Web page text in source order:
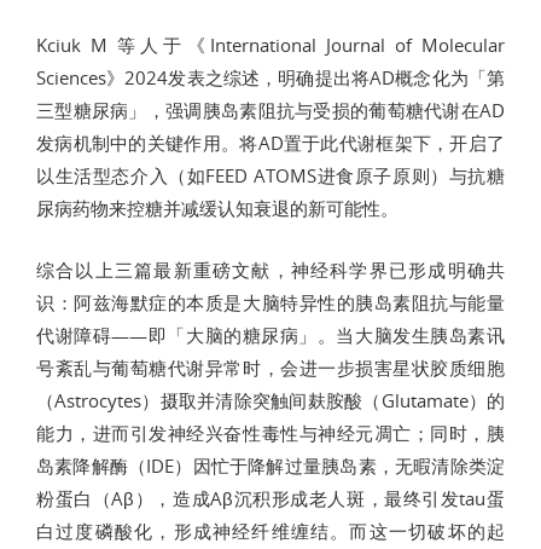
Kciuk M 等人于《International Journal of Molecular
Sciences》2024发表之综述，明确提出将AD概念化为「第
三型糖尿病」，强调胰岛素阻抗与受损的葡萄糖代谢在AD
发病机制中的关键作用。将AD置于此代谢框架下，开启了
以生活型态介入（如FEED ATOMS进食原子原则）与抗糖
尿病药物来控糖并减缓认知衰退的新可能性。
综合以上三篇最新重磅文献，神经科学界已形成明确共
识：阿兹海默症的本质是大脑特异性的胰岛素阻抗与能量
代谢障碍——即「大脑的糖尿病」。当大脑发生胰岛素讯
号紊乱与葡萄糖代谢异常时，会进一步损害星状胶质细胞
（Astrocytes）摄取并清除突触间麸胺酸（Glutamate）的
能力，进而引发神经兴奋性毒性与神经元凋亡；同时，胰
岛素降解酶（IDE）因忙于降解过量胰岛素，无暇清除类淀
粉蛋白（Aβ），造成Aβ沉积形成老人斑，最终引发tau蛋
白过度磷酸化，形成神经纤维缠结。而这一切破坏的起